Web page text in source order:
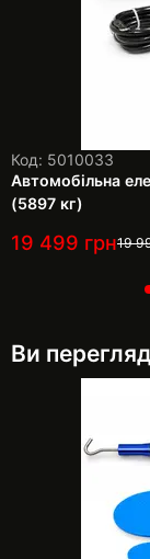
Код: 5010033
Автомобільна
(5897 кг)
19 499 грн19
Ви